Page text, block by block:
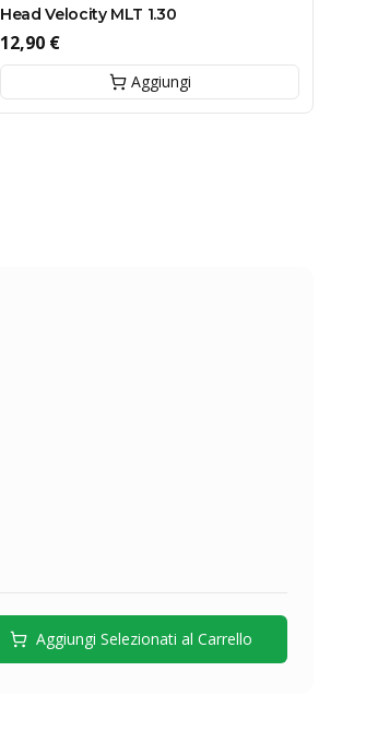
Head Velocity MLT 1.30
12,90 €
Aggiungi
Aggiungi Selezionati al Carrello